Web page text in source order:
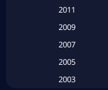
2011
2009
2007
2005
2003